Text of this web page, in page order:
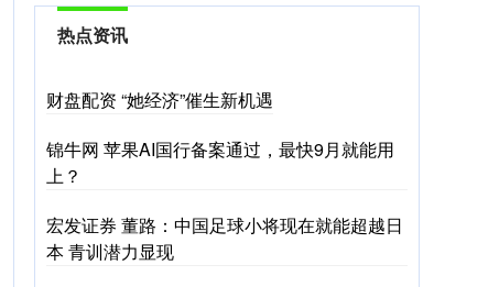
热点资讯
财盘配资 “她经济”催生新机遇
锦牛网 苹果AI国行备案通过，最快9月就能用
上？
宏发证券 董路：中国足球小将现在就能超越日
本 青训潜力显现